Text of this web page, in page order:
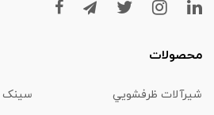
محصولات
شیرآلات ظرفشويي سینک